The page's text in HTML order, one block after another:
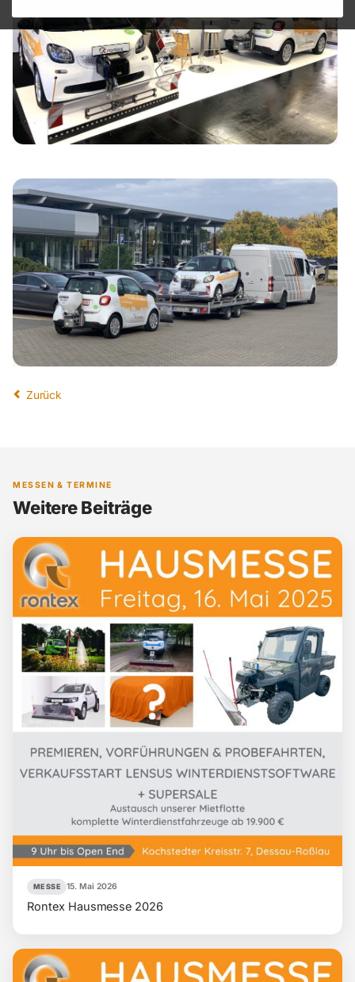
Zurück
MESSEN & TERMINE
Weitere Beiträge
MESSE 15. Mai 2026
Rontex Hausmesse 2026